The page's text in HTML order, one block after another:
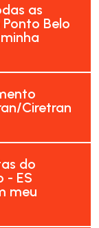
as
Belo
Ciretran
do
- ES
meu